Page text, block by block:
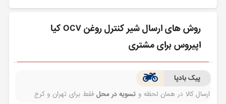
روش های ارسال شیر کنترل روغن OCV کیا
اپیروس برای مشتری
پیک بادپا
ارسال کالا در همان لحظه وتسویه در محل فقط برای تهران و کرج